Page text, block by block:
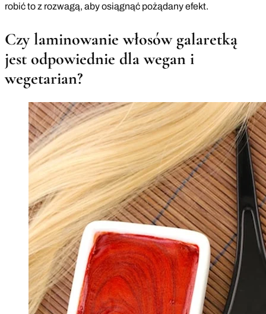
robić to z rozwagą, aby osiągnąć pożądany efekt.
Czy laminowanie włosów galaretką
jest odpowiednie dla wegan i
wegetarian?